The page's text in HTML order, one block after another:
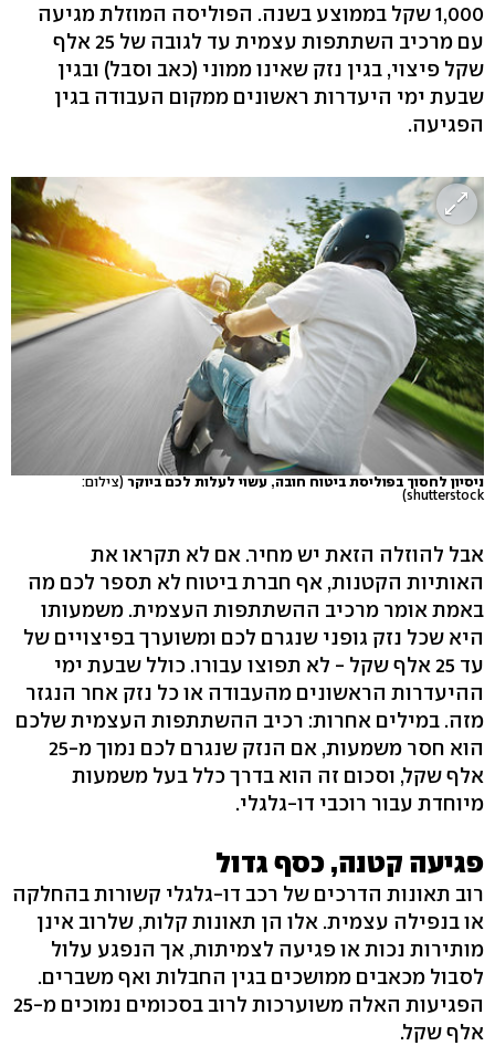
1,000 שקל בממוצע בשנה. הפוליסה המוזלת מגיעה
עם מרכיב השתתפות עצמית עד לגובה של 25 אלף
שקל פיצוי, בגין נזק שאינו ממוני (כאב וסבל) ובגין
שבעת ימי היעדרות ראשונים ממקום העבודה בגין
הפגיעה.
ניסיון לחסוך בפוליסת ביטוח חובה, עשוי לעלות לכם ביוקר(צילום:
shutterstock)
אבל להוזלה הזאת יש מחיר. אם לא תקראו את
האותיות הקטנות, אף חברת ביטוח לא תספר לכם מה
באמת אומר מרכיב ההשתתפות העצמית. משמעותו
היא שכל נזק גופני שנגרם לכם ומשוערך בפיצויים של
עד 25 אלף שקל - לא תפוצו עבורו. כולל שבעת ימי
ההיעדרות הראשונים מהעבודה או כל נזק אחר הנגזר
מזה. במילים אחרות: רכיב ההשתתפות העצמית שלכם
הוא חסר משמעות, אם הנזק שנגרם לכם נמוך מ-25
אלף שקל, וסכום זה הוא בדרך כלל בעל משמעות
מיוחדת עבור רוכבי דו-גלגלי.
פגיעה קטנה, כסף גדול
רוב תאונות הדרכים של רכב דו-גלגלי קשורות בהחלקה
או בנפילה עצמית. אלו הן תאונות קלות, שלרוב אינן
מותירות נכות או פגיעה לצמיתות, אך הנפגע עלול
לסבול מכאבים ממושכים בגין החבלות ואף משברים.
הפגיעות האלה משוערכות לרוב בסכומים נמוכים מ-25
אלף שקל.